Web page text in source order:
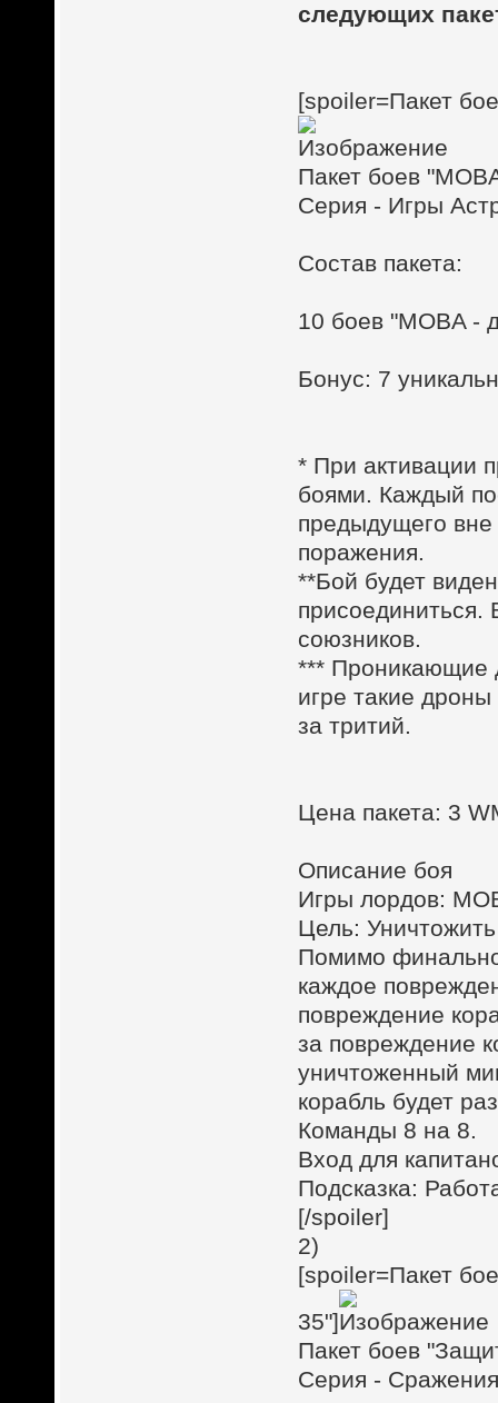
следующих
[spoiler=Пакет
Пакет боев
Серия - Игры
Состав пакета:
10 боев "MOBA -
Бонус: 7
* При активации
боями. Каждый
предыдущего вне
поражения.
**Бой будет
присоединиться.
союзников.
*** Проникающие
игре такие
за тритий.
Цена пакета: 3
Описание боя
Игры лордов:
Цель:
Помимо
каждое
повреждение
за повреждение
уничтоженный
корабль будет
Команды 8 на 8.
Вход для
Подсказка:
[/spoiler]
2)
[spoiler=Пакет
35"]
Пакет боев
Серия -